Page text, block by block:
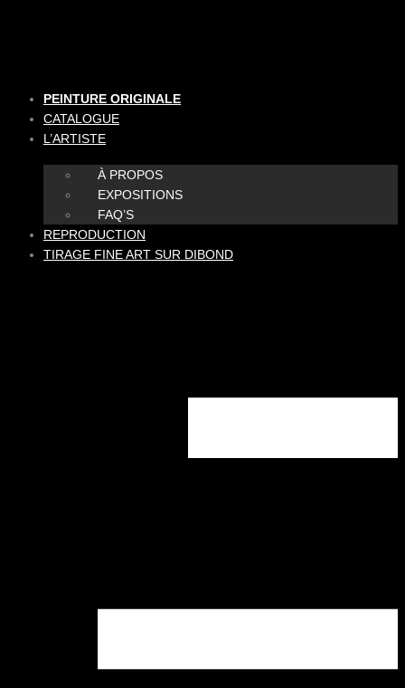
PEINTURE ORIGINALE
CATALOGUE
L’ARTISTE
À PROPOS
EXPOSITIONS
FAQ’S
REPRODUCTION
TIRAGE FINE ART SUR DIBOND